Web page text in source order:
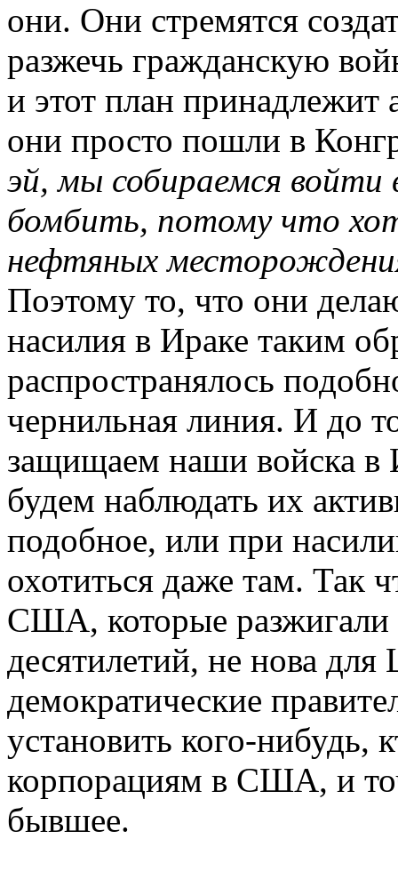
они. Они стремятся
разжечь гражданскую
и этот план
они просто пошли в
эй, мы собираемся войти
бомбить, потому что
нефтяных
Поэтому то, что они
насилия в Ираке таким
распространялось
чернильная линия. И до
защищаем наши войска
будем наблюдать их
подобное, или при
охотиться даже там. Так
США, которые разжигали
десятилетий, не нова для
демократические
установить кого-нибудь,
корпорациям в США, и
бывшее.